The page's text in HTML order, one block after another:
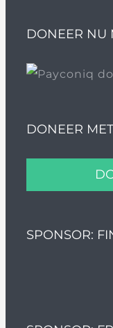
DONEER NU
DONEER
SPONSOR: